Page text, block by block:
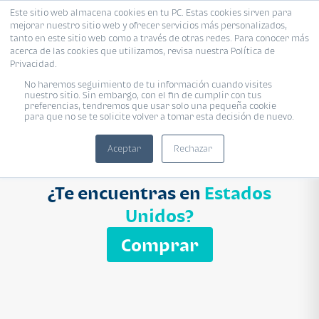
Este sitio web almacena cookies en tu PC. Estas cookies sirven para
mejorar nuestro sitio web y ofrecer servicios más personalizados,
tanto en este sitio web como a través de otras redes. Para conocer más
acerca de las cookies que utilizamos, revisa nuestra Política de
Privacidad.
No haremos seguimiento de tu información cuando visites
nuestro sitio. Sin embargo, con el fin de cumplir con tus
preferencias, tendremos que usar solo una pequeña cookie
para que no se te solicite volver a tomar esta decisión de nuevo.
Aceptar Rechazar
Proyecto Modelo Inmobiliaria
Ingresa el nombre del proyecto
Buscar
¿Te encuentras en Estados
Unidos?
Comprar